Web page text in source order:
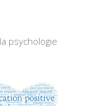
psychologie